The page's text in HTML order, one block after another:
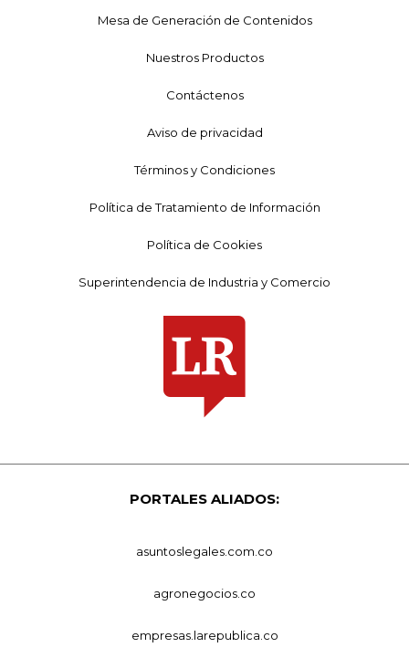
Mesa de Generación de Contenidos
Nuestros Productos
Contáctenos
Aviso de privacidad
Términos y Condiciones
Política de Tratamiento de Información
Política de Cookies
Superintendencia de Industria y Comercio
PORTALES ALIADOS:
asuntoslegales.com.co
agronegocios.co
empresas.larepublica.co